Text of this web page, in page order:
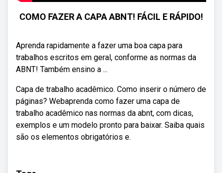
COMO FAZER A CAPA ABNT! FÁCIL E RÁPIDO!
Aprenda rapidamente a fazer uma boa capa para
trabalhos escritos em geral, conforme as normas da
ABNT! Também ensino a ...
Capa de trabalho acadêmico. Como inserir o número de
páginas? Webaprenda como fazer uma capa de
trabalho acadêmico nas normas da abnt, com dicas,
exemplos e um modelo pronto para baixar. Saiba quais
são os elementos obrigatórios e.